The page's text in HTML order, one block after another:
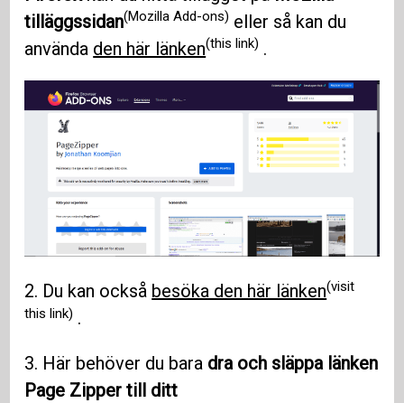
tilläggssidan(Mozilla Add-ons) eller så kan du
använda den här länken(this link) .
2. Du kan också besöka den här länken(visit
this link) .
3. Här behöver du bara dra och släppa länken
Page Zipper till ditt